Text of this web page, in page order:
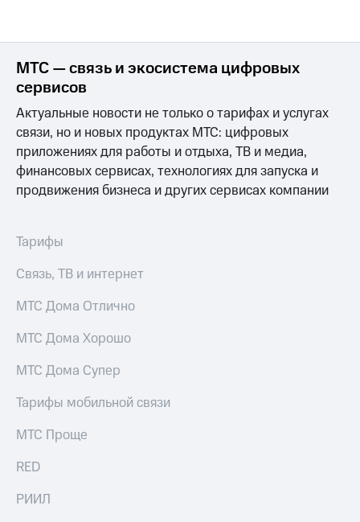
МТС — связь и экосистема цифровых
сервисов
Актуальные новости не только о тарифах и услугах
связи, но и новых продуктах МТС: цифровых
приложениях для работы и отдыха, ТВ и медиа,
финансовых сервисах, технологиях для запуска и
продвижения бизнеса и других сервисах компании
Тарифы
Связь, ТВ и интернет
МТС Дома Отлично
МТС Дома Хорошо
МТС Дома Супер
Тарифы мобильной связи
МТС Проще
RED
РИИЛ